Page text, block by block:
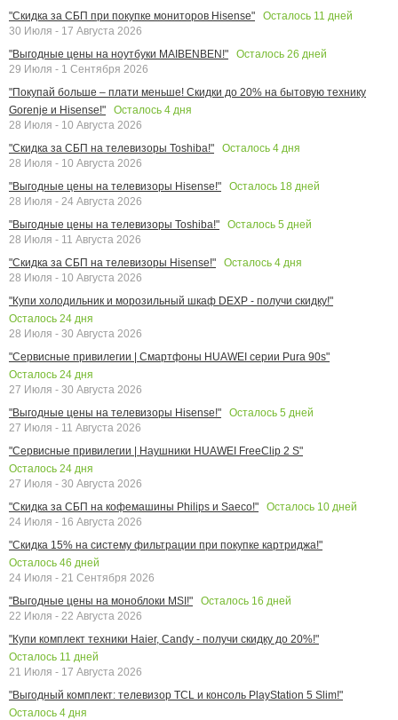
"Скидка за СБП при покупке мониторов Hisense"
Осталось 11 дней
30 Июля - 17 Августа 2026
"Выгодные цены на ноутбуки MAIBENBEN!"
Осталось 26 дней
29 Июля - 1 Сентября 2026
"Покупай больше – плати меньше! Скидки до 20% на бытовую технику
Gorenje и Hisense!"
Осталось 4 дня
28 Июля - 10 Августа 2026
"Скидка за СБП на телевизоры Toshiba!"
Осталось 4 дня
28 Июля - 10 Августа 2026
"Выгодные цены на телевизоры Hisense!"
Осталось 18 дней
28 Июля - 24 Августа 2026
"Выгодные цены на телевизоры Toshiba!"
Осталось 5 дней
28 Июля - 11 Августа 2026
"Скидка за СБП на телевизоры Hisense!"
Осталось 4 дня
28 Июля - 10 Августа 2026
"Купи холодильник и морозильный шкаф DEXP - получи скидку!"
Осталось 24 дня
28 Июля - 30 Августа 2026
"Сервисные привилегии | Смартфоны HUAWEI серии Pura 90s"
Осталось 24 дня
27 Июля - 30 Августа 2026
"Выгодные цены на телевизоры Hisense!"
Осталось 5 дней
27 Июля - 11 Августа 2026
"Сервисные привилегии | Наушники HUAWEI FreeClip 2 S"
Осталось 24 дня
27 Июля - 30 Августа 2026
"Скидка за СБП на кофемашины Philips и Saeco!"
Осталось 10 дней
24 Июля - 16 Августа 2026
"Скидка 15% на систему фильтрации при покупке картриджа!"
Осталось 46 дней
24 Июля - 21 Сентября 2026
"Выгодные цены на моноблоки MSI!"
Осталось 16 дней
22 Июля - 22 Августа 2026
"Купи комплект техники Haier, Candy - получи скидку до 20%!"
Осталось 11 дней
21 Июля - 17 Августа 2026
"Выгодный комплект: телевизор TCL и консоль PlayStation 5 Slim!"
Осталось 4 дня